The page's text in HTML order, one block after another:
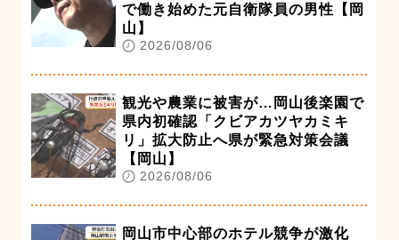
で働き始めた元自衛隊員の男性【岡
山】
2026/08/06
観光や農業に被害が…岡山後楽園で
県内初確認「クビアカツヤカミキ
リ」拡大防止へ県が緊急対策会議
【岡山】
2026/08/06
岡山市中心部のホテル競争が激化